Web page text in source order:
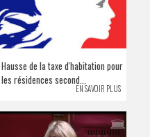
Hausse de la taxe d'habitation pour
les résidences second...
EN SAVOIR PLUS